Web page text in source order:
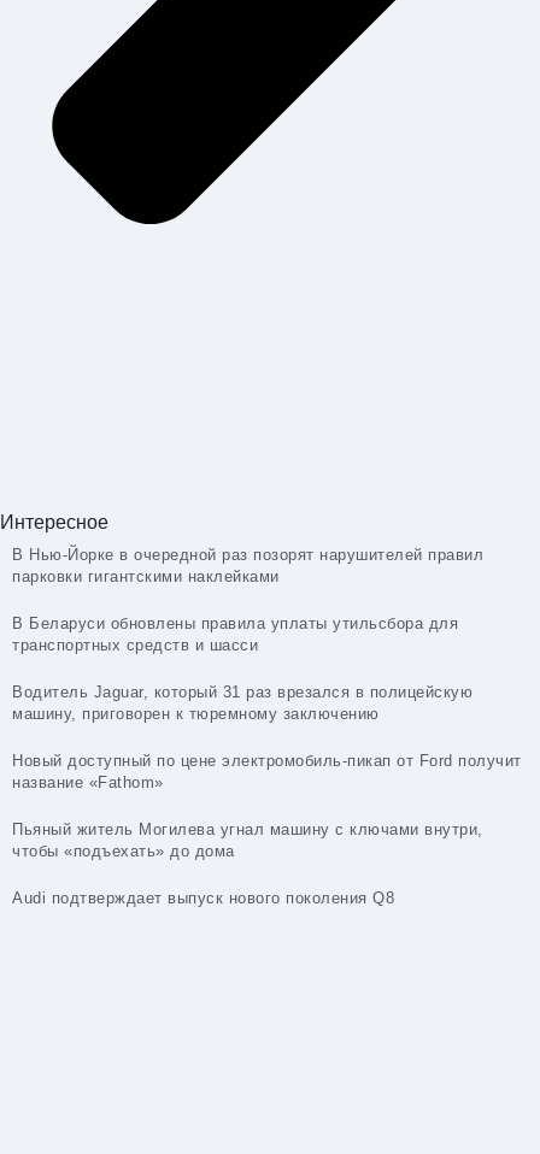
Интересное
В Нью-Йорке в очередной раз позорят нарушителей правил
парковки гигантскими наклейками
В Беларуси обновлены правила уплаты утильсбора для
транспортных средств и шасси
Водитель Jaguar, который 31 раз врезался в полицейскую
машину, приговорен к тюремному заключению
Новый доступный по цене электромобиль-пикап от Ford получит
название «Fathom»
Пьяный житель Могилева угнал машину с ключами внутри,
чтобы «подъехать» до дома
Audi подтверждает выпуск нового поколения Q8